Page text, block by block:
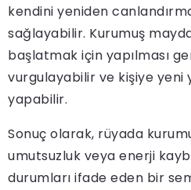
kendini yeniden
sağlayabilir. Kurumuş
başlatmak için yapılması
vurgulayabilir ve kişiye yeni
yapabilir.
Sonuç olarak, rüyada
umutsuzluk veya enerji
durumları ifade eden bir